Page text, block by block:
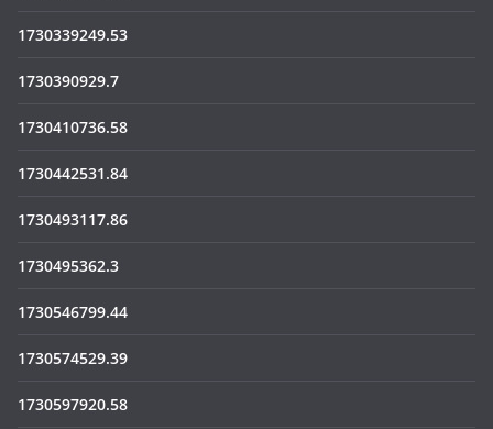
1730339249.53
1730390929.7
1730410736.58
1730442531.84
1730493117.86
1730495362.3
1730546799.44
1730574529.39
1730597920.58